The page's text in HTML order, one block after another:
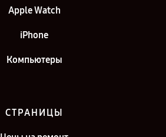
Apple Watch
iPhone
Компьютеры
СТРАНИЦЫ